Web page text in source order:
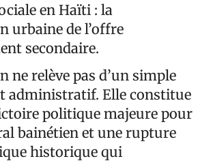
en Haïti : la
urbaine de l’offre
secondaire.
ne relève pas d’un simple
administratif. Elle constitue
politique majeure pour
bainétien et une rupture
historique qui